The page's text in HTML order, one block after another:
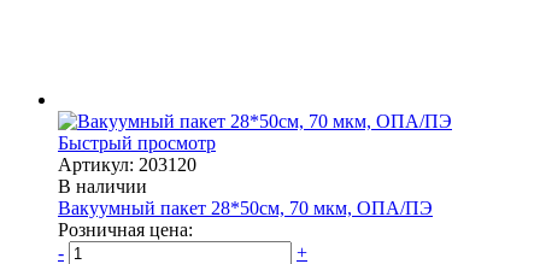
Быстрый просмотр
Артикул: 203120
В наличии
Вакуумный пакет 28*50см, 70 мкм, ОПА/ПЭ
Розничная цена:
-
+